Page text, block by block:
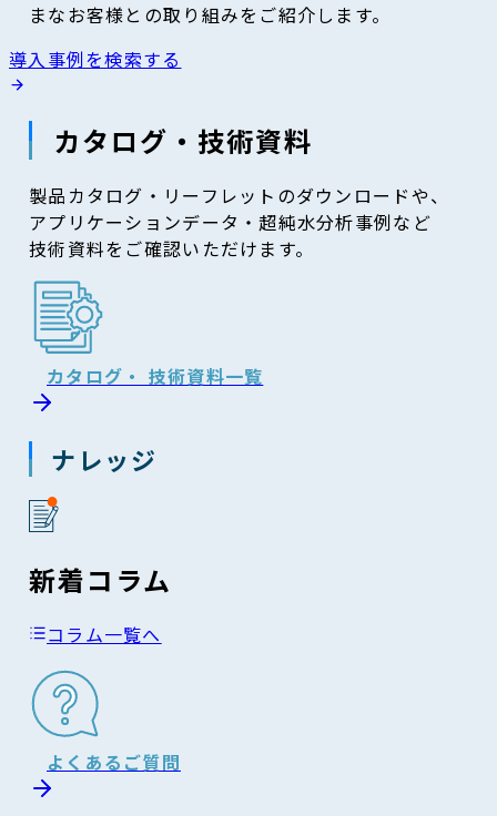
まなお客様との取り組みをご紹介します。
導入事例を検索する
カタログ・技術資料
製品カタログ・リーフレットのダウンロードや、
アプリケーションデータ・超純水分析事例など
技術資料をご確認いただけます。
カタログ・ 技術資料一覧
ナレッジ
新着コラム
コラム一覧へ
よくあるご質問